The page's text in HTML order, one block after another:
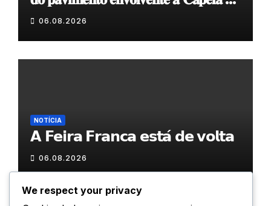
𝐂𝐨𝐯𝐚𝐬
06.08.2026
NOTÍCIA
𝗔 𝗙𝗲𝗶𝗿𝗮 𝗙𝗿𝗮𝗻𝗰𝗮 𝗲𝘀𝘁𝗮́ 𝗱𝗲 𝘃𝗼𝗹𝘁𝗮
06.08.2026
We respect your privacy